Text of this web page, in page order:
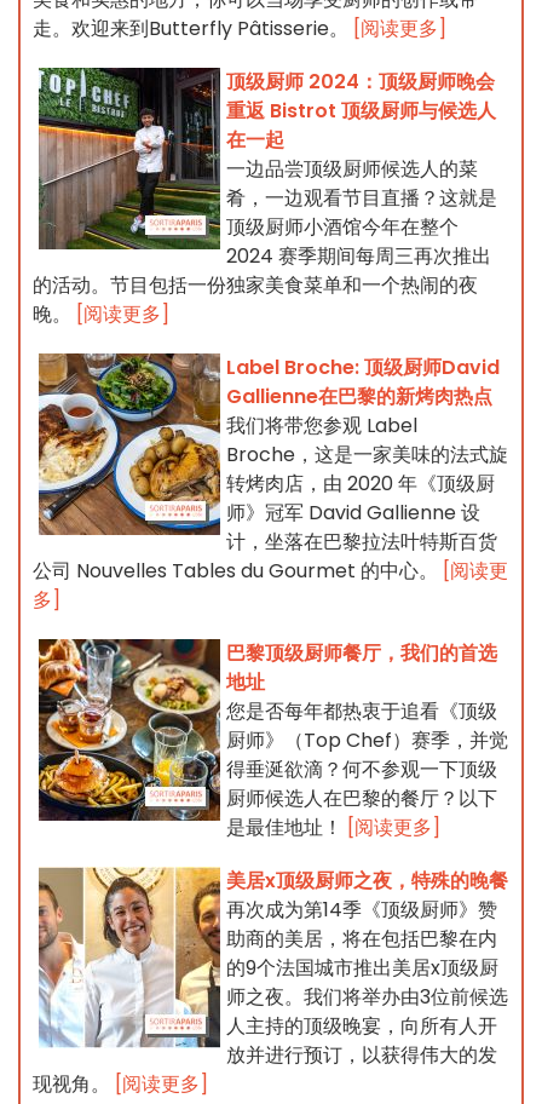
走。欢迎来到Butterfly Pâtisserie。
[阅读更多]
顶级厨师 2024：顶级厨师晚会
重返 Bistrot 顶级厨师与候选人
在一起
一边品尝顶级厨师候选人的菜
肴，一边观看节目直播？这就是
顶级厨师小酒馆今年在整个
2024 赛季期间每周三再次推出
的活动。节目包括一份独家美食菜单和一个热闹的夜
晚。
[阅读更多]
Label Broche: 顶级厨师David
Gallienne在巴黎的新烤肉热点
我们将带您参观 Label
Broche，这是一家美味的法式旋
转烤肉店，由 2020 年《顶级厨
师》冠军 David Gallienne 设
计，坐落在巴黎拉法叶特斯百货
公司 Nouvelles Tables du Gourmet 的中心。
[阅读更
多]
巴黎顶级厨师餐厅，我们的首选
地址
您是否每年都热衷于追看《顶级
厨师》（Top Chef）赛季，并觉
得垂涎欲滴？何不参观一下顶级
厨师候选人在巴黎的餐厅？以下
是最佳地址！
[阅读更多]
美居x顶级厨师之夜，特殊的晚餐
再次成为第14季《顶级厨师》赞
助商的美居，将在包括巴黎在内
的9个法国城市推出美居x顶级厨
师之夜。我们将举办由3位前候选
人主持的顶级晚宴，向所有人开
放并进行预订，以获得伟大的发
现视角。
[阅读更多]